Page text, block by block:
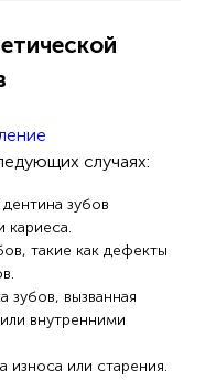
случаях:
зубов
кариеса.
такие как дефекты
зубов, вызванная
внутренними
износа или старения.